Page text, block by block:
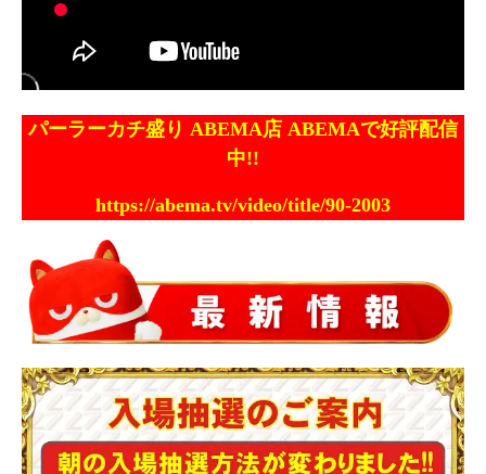
パーラーカチ盛り ABEMA店 ABEMAで好評配信
中!!
https://abema.tv/video/title/90-2003